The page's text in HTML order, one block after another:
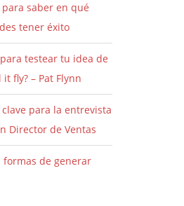
saber en qué
tener éxito
testear tu idea de
fly? – Pat Flynn
para la entrevista
Director de Ventas
formas de generar